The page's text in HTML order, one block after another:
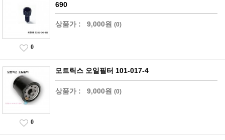
690
상품가 : 9,000원 (0)
0
모트릭스 오일필터 101-017-4
상품가 : 9,000원 (0)
0